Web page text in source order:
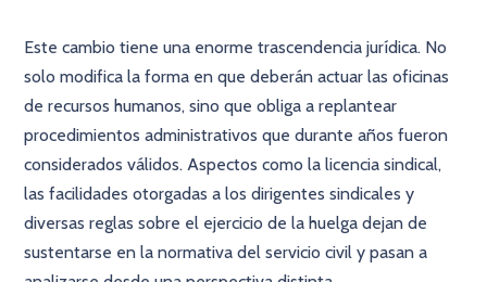
Este cambio tiene una enorme trascendencia jurídica. No
solo modifica la forma en que deberán actuar las oficinas
de recursos humanos, sino que obliga a replantear
procedimientos administrativos que durante años fueron
considerados válidos. Aspectos como la licencia sindical,
las facilidades otorgadas a los dirigentes sindicales y
diversas reglas sobre el ejercicio de la huelga dejan de
sustentarse en la normativa del servicio civil y pasan a